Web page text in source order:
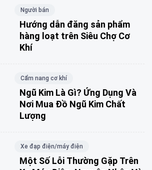
Người bán
Hướng dẫn đăng sản phẩm
hàng loạt trên Siêu Chợ Cơ
Khí
Cẩm nang cơ khí
Ngũ Kim Là Gì? Ứng Dụng Và
Nơi Mua Đồ Ngũ Kim Chất
Lượng
Xe đạp điện/máy điện
Một Số Lỗi Thường Gặp Trên